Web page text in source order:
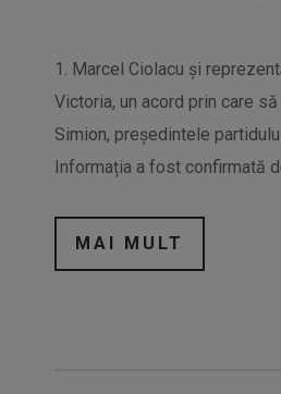
1. Marcel Ciolacu şi
Victoria, un acord prin care
Simion, preşedintele
Informația a fost confirmată
MAI MULT